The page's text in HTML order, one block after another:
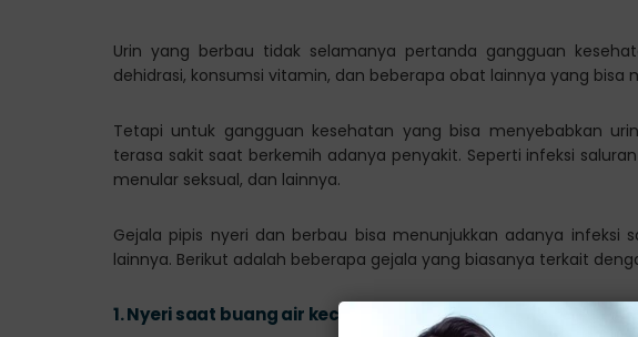
Urin yang berbau tidak selamanya pertanda gangguan
dehidrasi, konsumsi vitamin, dan beberapa obat lainnya yang bisa
Tetapi untuk gangguan kesehatan yang bisa menyebabkan
terasa sakit saat berkemih adanya penyakit. Seperti infeksi
menular seksual, dan lainnya.
Gejala pipis nyeri dan berbau bisa menunjukkan adanya infeksi
lainnya. Berikut adalah beberapa gejala yang biasanya terkait
1.Nyeri saat buang air kecil